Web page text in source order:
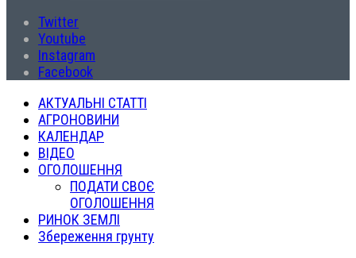
Twitter
Youtube
Instagram
Facebook
АКТУАЛЬНІ СТАТТІ
АГРОНОВИНИ
КАЛЕНДАР
ВІДЕО
ОГОЛОШЕННЯ
ПОДАТИ СВОЄ
ОГОЛОШЕННЯ
РИНОК ЗЕМЛІ
Збереження грунту